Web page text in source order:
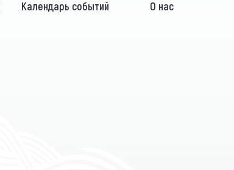
Календарь событий О нас